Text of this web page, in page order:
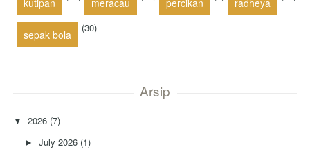
kutipan meracau percikan radheya
sepak bola
(30)
Arsip
▼ 2026 (7)
►July 2026 (1)